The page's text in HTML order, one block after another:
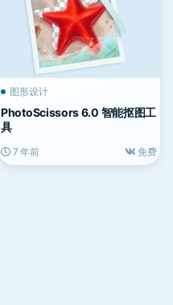
图形设计
PhotoScissors 6.0 智能抠图工
具
7 年前 免费